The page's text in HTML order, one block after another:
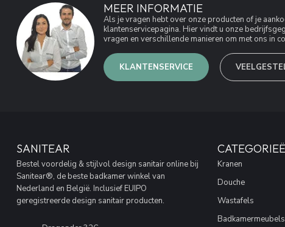
MEER INFORMATIE
Als je vragen hebt over onze producten of je
klantenservicepagina. Hier vindt u onze
vragen en verschillende manieren om met ons in
KLANTENSERVICE
SANITEAR
Bestel voordelig & stijlvol design sanitair online bij
Sanitear®, de beste badkamer winkel van
Nederland en België. Inclusief EUIPO
geregistreerde design sanitair producten.
Kranen
Douche
Wastafels
Badkamermeubels